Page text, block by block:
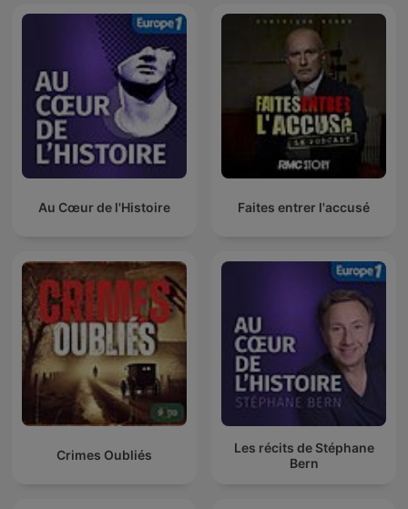
Au Cœur de l'Histoire Faites entrer l'accusé
Crimes Oubliés
Les récits de Stéphane
Bern